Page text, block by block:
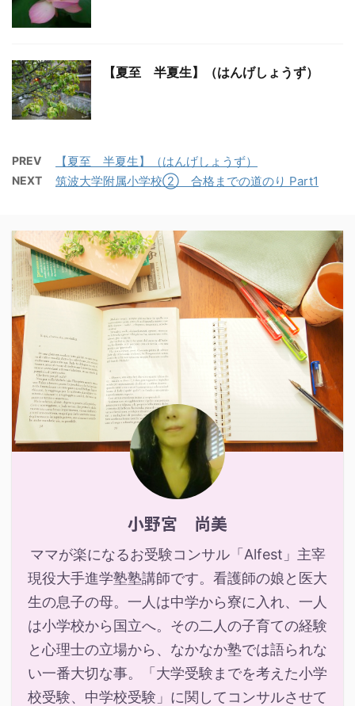
【夏至 半夏生】（はんげしょうず）
PREV 【夏至 半夏生】（はんげしょうず）
NEXT 筑波大学附属小学校② 合格までの道のり Part1
小野宮 尚美
ママが楽になるお受験コンサル「Alfest」主宰
現役大手進学塾塾講師です。看護師の娘と医大
生の息子の母。一人は中学から寮に入れ、一人
は小学校から国立へ。その二人の子育ての経験
と心理士の立場から、なかなか塾では語られな
い一番大切な事。「大学受験までを考えた小学
校受験、中学校受験」に関してコンサルさせて